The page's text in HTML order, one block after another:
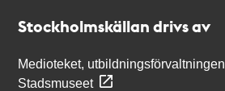
Stockholmskällan drivs av
Medioteket, utbildningsförvaltningen
Stadsmuseet